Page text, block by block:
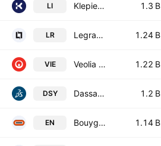
LI Klepierre SA 1.3 B
LR Legrand SA 1.24 B
VIE Veolia Environnement SA 1.22 B
DSY Dassault Systemes SE 1.2 B
EN Bouygues SA 1.14 B